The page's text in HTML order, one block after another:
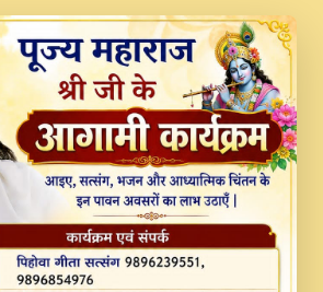
19 Sankirtan At VEER JI
CHANNEL.mp3
Tera Bhawan Sajaya Mata
Aarti Mata Rani Bhajan By
Ji.mp3
VICH KANTH KALER
DEVOTIONAL SONG 2017
HD.mp3
Hai Bindu Ji Maharaj Pad - A